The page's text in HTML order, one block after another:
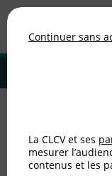
MENUContinuer sans
La CLCV et ses
mesurer
contenus et les